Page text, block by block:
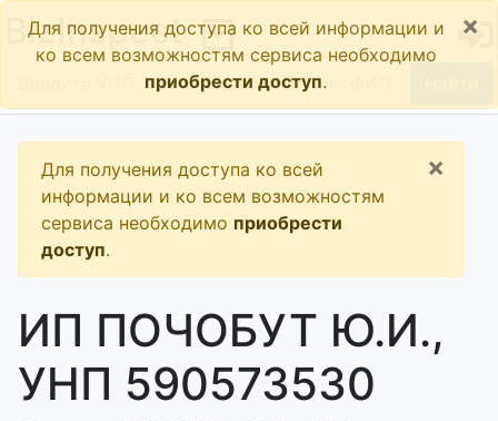
BizInspect
Для получения доступа ко всей информации и
ко всем возможностям сервиса необходимо
приобрести доступ.
×
Для получения доступа ко всей
информации и ко всем возможностям
сервиса необходимо приобрести
доступ.
×
ИП ПОЧОБУТ Ю.И.,
УНП 590573530